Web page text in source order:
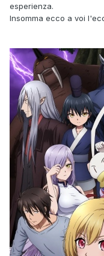
esperienza.
Insomma ecco a voi